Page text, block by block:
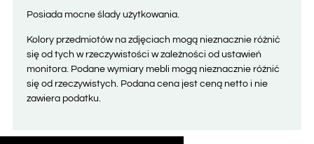
Posiada mocne ślady użytkowania.
Kolory przedmiotów na zdjęciach mogą nieznacznie różnić
się od tych w rzeczywistości w zależności od ustawień
monitora. Podane wymiary mebli mogą nieznacznie różnić
się od rzeczywistych. Podana cena jest ceną netto i nie
zawiera podatku.